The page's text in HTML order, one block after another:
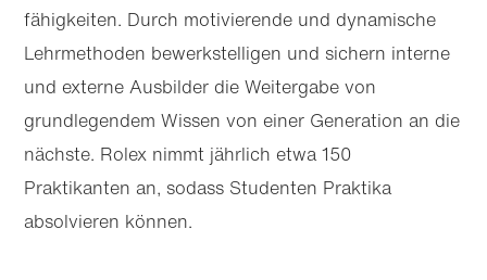
fähigkeiten. Durch motivierende und dynamische
Lehrmethoden bewerk­stelligen und sichern interne
und externe Ausbilder die Weitergabe von
grundlegendem Wissen von einer Generation an die
nächste. Rolex nimmt jährlich etwa 150
Praktikanten an, sodass Studenten Praktika
absolvieren können.